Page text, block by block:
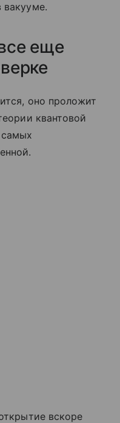
вакууме.
еще
оно проложит
квантовой
вскоре